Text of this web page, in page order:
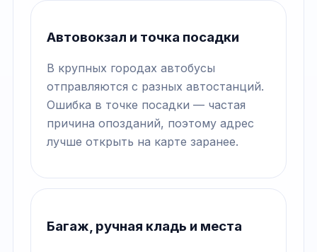
Автовокзал и точка посадки
В крупных городах автобусы
отправляются с разных автостанций.
Ошибка в точке посадки — частая
причина опозданий, поэтому адрес
лучше открыть на карте заранее.
Багаж, ручная кладь и места